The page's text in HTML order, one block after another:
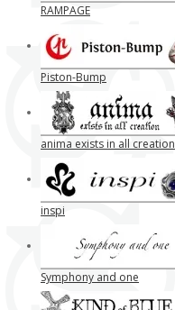
RAMPAGE
Piston-Bump
anima exists in all creation
inspi
Symphony and one